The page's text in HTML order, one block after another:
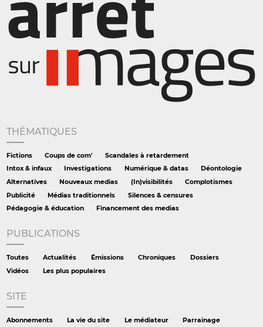
THÉMATIQUES
Fictions Coups de com'
Scandales à retardement
Intox & infaux
Investigations Numérique & datas
Déontologie
Alternatives
Nouveaux medias (In)visibilités
Complotismes
Publicité
Médias traditionnels
Silences & censures
Pédagogie & éducation
Financement des medias
PUBLICATIONS
Toutes Actualités Émissions Chroniques
Dossiers
Vidéos
Les plus populaires
SITE
Abonnements La vie du site Le médiateur Parrainage